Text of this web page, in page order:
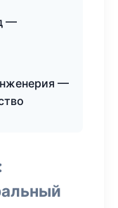
—
—